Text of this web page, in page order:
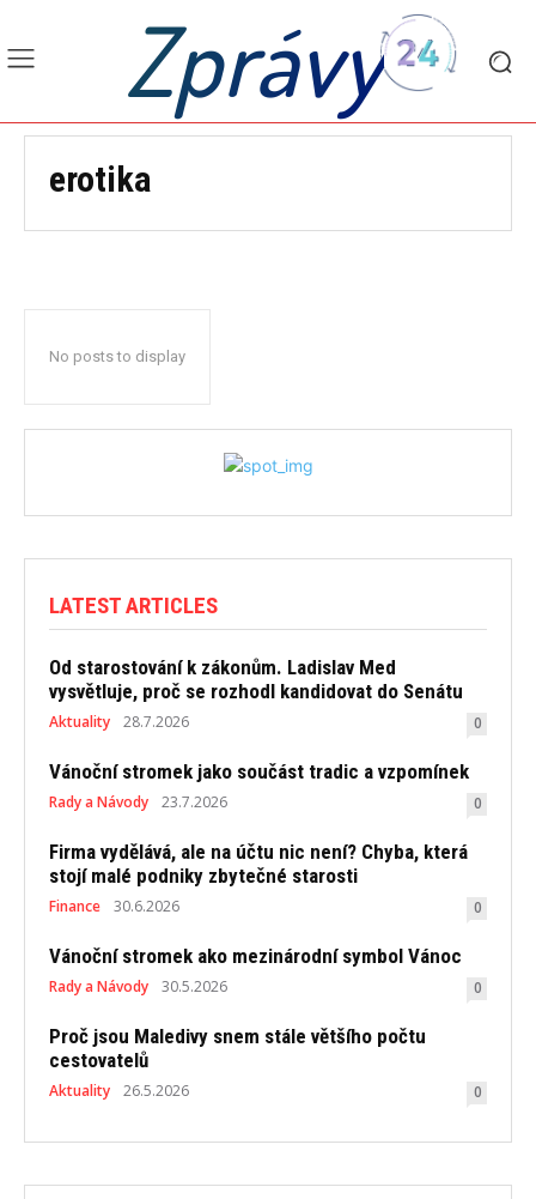
Zprávy
erotika
No posts to display
LATEST ARTICLES
Od starostování k zákonům. Ladislav Med
vysvětluje, proč se rozhodl kandidovat do Senátu
Aktuality 28.7.2026 0
Vánoční stromek jako součást tradic a vzpomínek
Rady a Návody 23.7.2026 0
Firma vydělává, ale na účtu nic není? Chyba, která
stojí malé podniky zbytečné starosti
Finance 30.6.2026 0
Vánoční stromek ako mezinárodní symbol Vánoc
Rady a Návody 30.5.2026 0
Proč jsou Maledivy snem stále většího počtu
cestovatelů
Aktuality 26.5.2026 0